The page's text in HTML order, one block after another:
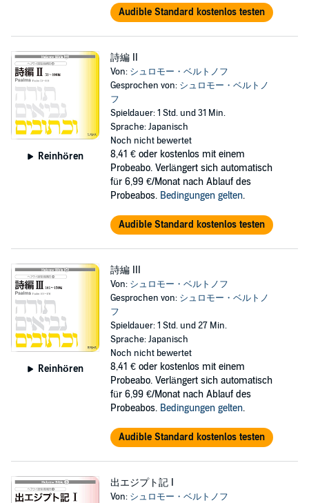
Audible Standard kostenlos testen
Reinhören
詩編 II
Von: シュロモー・ベルトノフ
Gesprochen von: シュロモー・ベルトノ
フ
Spieldauer: 1 Std. und 31 Min.
Sprache: Japanisch
Noch nicht bewertet
8,41 € oder kostenlos mit einem
Probeabo. Verlängert sich automatisch
für 6,99 €/Monat nach Ablauf des
Probeabos. Bedingungen gelten.
Audible Standard kostenlos testen
Reinhören
詩編 III
Von: シュロモー・ベルトノフ
Gesprochen von: シュロモー・ベルトノ
フ
Spieldauer: 1 Std. und 27 Min.
Sprache: Japanisch
Noch nicht bewertet
8,41 € oder kostenlos mit einem
Probeabo. Verlängert sich automatisch
für 6,99 €/Monat nach Ablauf des
Probeabos. Bedingungen gelten.
Audible Standard kostenlos testen
出エジプト記 I
Von: シュロモー・ベルトノフ